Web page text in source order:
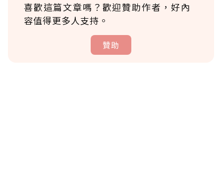
喜歡這篇文章嗎？歡迎贊助作者，好內
容值得更多人支持。
贊助